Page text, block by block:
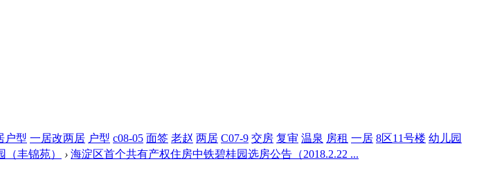
户型 一居改两居 户型 c08-05 面签 老赵 两居 C07-9 交房 复审 温泉 房租 一居 8区11号楼 幼儿园
（丰锦苑） › 海淀区首个共有产权住房中铁碧桂园选房公告（2018.2.22 ...